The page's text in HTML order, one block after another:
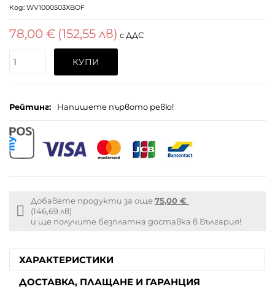
Код: WV1000503XBOF
78,00 € (152,55 лв) с ДДС
Поръчайте КУПИ
Рейтинг: Напишете първото ревю!
Free
shipping
Добавете продукти за още75,00 €
(146,69 лв)
и ще получите безплатна доставка в България!
ХАРАКТЕРИСТИКИ
ДОСТАВКА, ПЛАЩАНЕ И ГАРАНЦИЯ